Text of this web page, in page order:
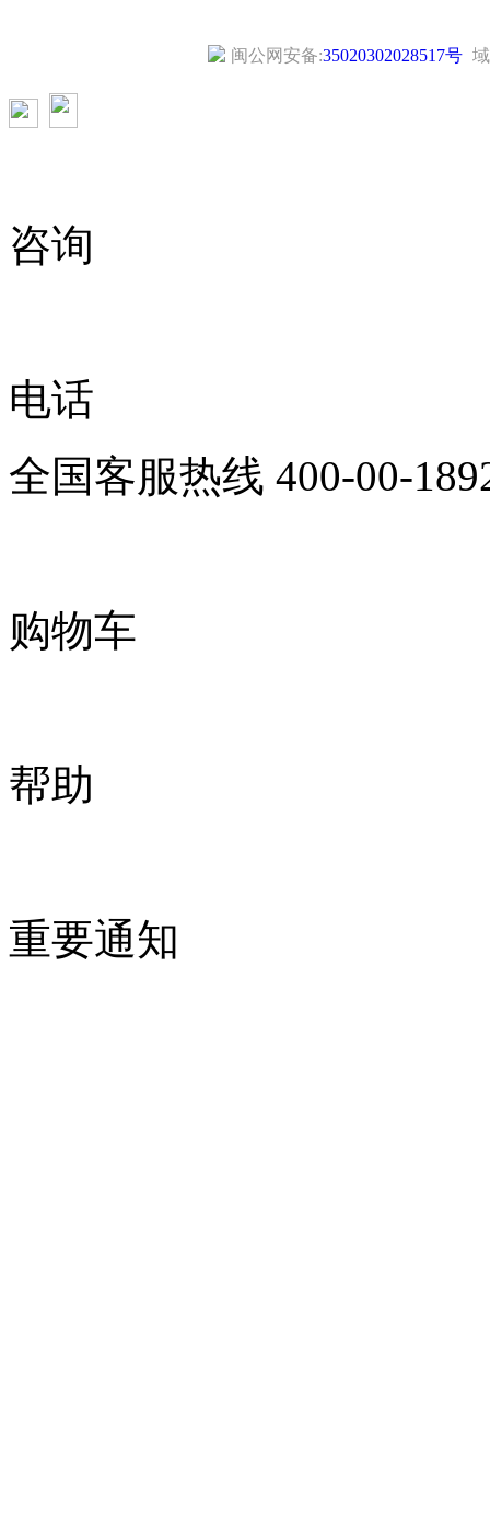
闽公网安备:35020302028517号
咨询
电话
全国客服热线 400-00-
购物车
帮助
重要通知